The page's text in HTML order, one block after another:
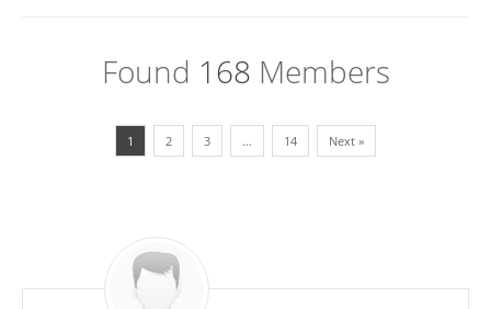
Found 168 Members
1 2 3 … 14 Next »